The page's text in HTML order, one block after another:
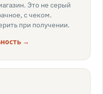
Это не серый
с чеком.
при получении.
→